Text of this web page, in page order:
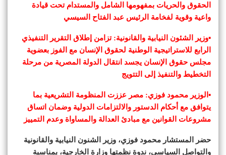
الحقوق والحريات بمفهومها الشامل والمستدام تحت قيادة
واعية وقوية لفخامة الرئيس عبد الفتاح السيسي
▪︎وزير الشئون النيابية والقانونية: تزامن إطلاق التقرير التنفيذي
الرابع للاستراتيجية الوطنية لحقوق الإنسان مع الفوز بعضوية
مجلس حقوق الإنسان يجسد انتقال الدولة المصرية من مرحلة
التخطيط والتنفيذ إلى التتويج
▪︎الوزير محمود فوزي: مصر عززت المنظومة التشريعية بما
يتوافق مع أحكام الدستور والالتزامات الدولية وضمان اتساق
مشروعات القوانين مع مبادئ العدالة والمساواة وعدم التمييز
حضر المستشار محمود فوزي، وزير الشنون النيابية والقانونية
والتواصل السياسي، ندوة نظمتها وزارة الخارجية، بمناسبة